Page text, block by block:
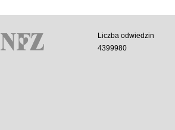
Liczba odwiedzin
4399980